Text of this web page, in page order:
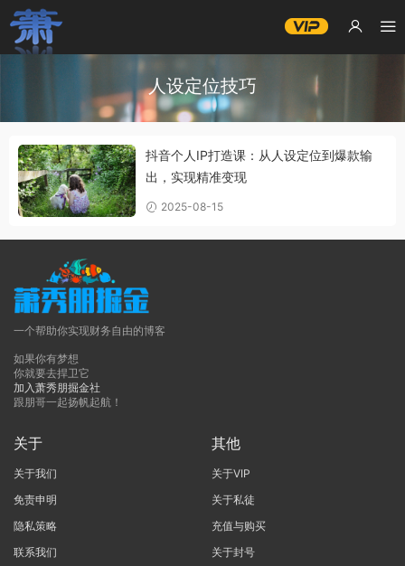
人设定位技巧
抖音个人IP打造课：从人设定位到爆款输
出，实现精准变现
2025-08-15
一个帮助你实现财务自由的博客
如果你有梦想
你就要去捍卫它
加入萧秀朋掘金社
跟朋哥一起扬帆起航！
关于
关于我们
免责申明
隐私策略
联系我们
其他
关于VIP
关于私徒
充值与购买
关于封号